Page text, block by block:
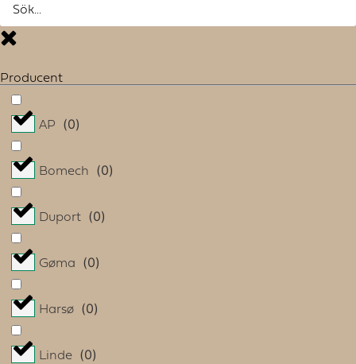
Producent
AP (0)
Bomech (0)
Duport (0)
Gøma (0)
Harsø (0)
Linde (0)